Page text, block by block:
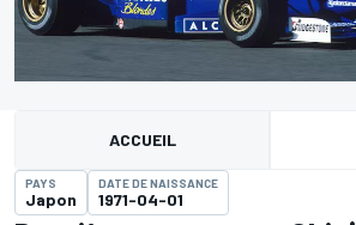
ACCUEIL
PAYS
Japon
DATE DE NAISSANCE
1971-04-01